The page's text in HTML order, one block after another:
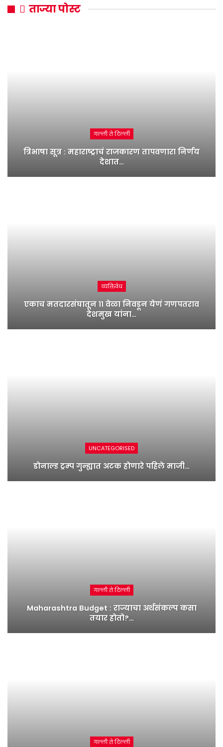
ताज्या पोस्ट
गल्ली ते दिल्ली
त्रिभाषा सूत्र : महाराष्ट्राचं राजकारण तापवणारा निर्णय
देशात…
व्यक्तिवेध
एकाच मतदारसंघातून ११ वेळा निवडून येणं गणपतराव
देशमुख यांना…
UNCATEGORISED
डोनाल्ड ट्रम्प गुन्ह्यात अटक होणारे पहिले माजी…
गल्ली ते दिल्ली
Maharashtra Budget : राज्याचा अर्थसंकल्प कसा
तयार होतो?…
गल्ली ते दिल्ली